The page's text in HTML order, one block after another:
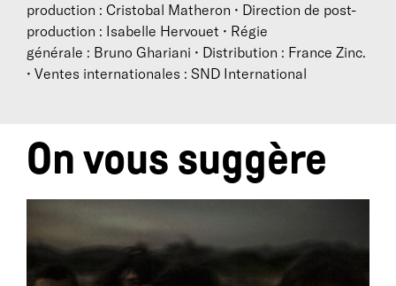
production : Cristobal Matheron • Direction de post-
production : Isabelle Hervouet • Régie
générale : Bruno Ghariani • Distribution : France Zinc.
• Ventes internationales : SND International
On vous suggère